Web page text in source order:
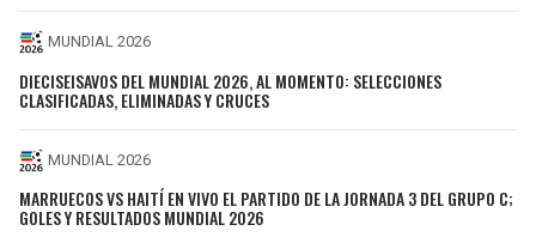
MUNDIAL 2026
DIECISEISAVOS DEL MUNDIAL 2026, AL MOMENTO: SELECCIONES
CLASIFICADAS, ELIMINADAS Y CRUCES
MUNDIAL 2026
MARRUECOS VS HAITÍ EN VIVO EL PARTIDO DE LA JORNADA 3 DEL GRUPO C;
GOLES Y RESULTADOS MUNDIAL 2026